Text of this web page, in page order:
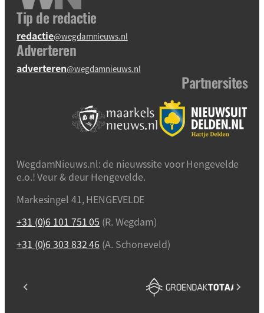
Tip de redactie
redactie@wegdamnieuws.nl
Adverteren
adverteren@wegdamnieuws.nl
Partnersites
WegdamNieuws.nl: de nieuwssite voor Hengevelde
e.o.! Veur & deur Hengevelde.
Markesingel 41, HENGEVELDE
+31 (0)6 101 751 05 (R. Wegdam)
+31 (0)6 303 832 46 (A. Schoneveld)